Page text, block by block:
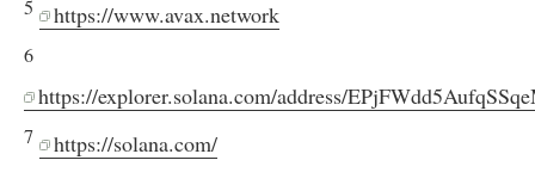
5 https://www.avax.network
6
https://explorer.solana.com/address/
7 https://solana.com/